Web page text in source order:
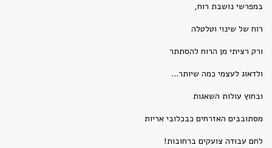
במפרשי נושבת רוח,
רוח של שינוי וטלטלה
ורק רציתי מן הרוח להסתתר
ולדאוג לעצמי כמה שיותר...
ובחוץ עולות השאגות
מסתובבים האזרחים כבכלובי אריות
לחם עבודה צועקים ברחובות!